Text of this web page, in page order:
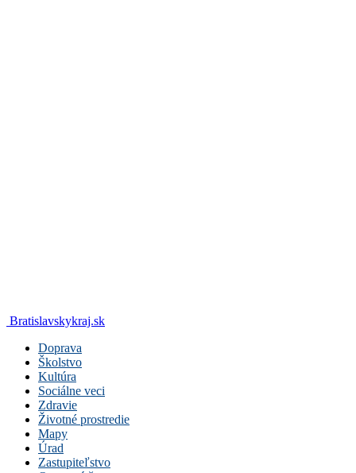
Bratislavskykraj.sk
Doprava
Školstvo
Kultúra
Sociálne veci
Zdravie
Životné prostredie
Mapy
Úrad
Zastupiteľstvo